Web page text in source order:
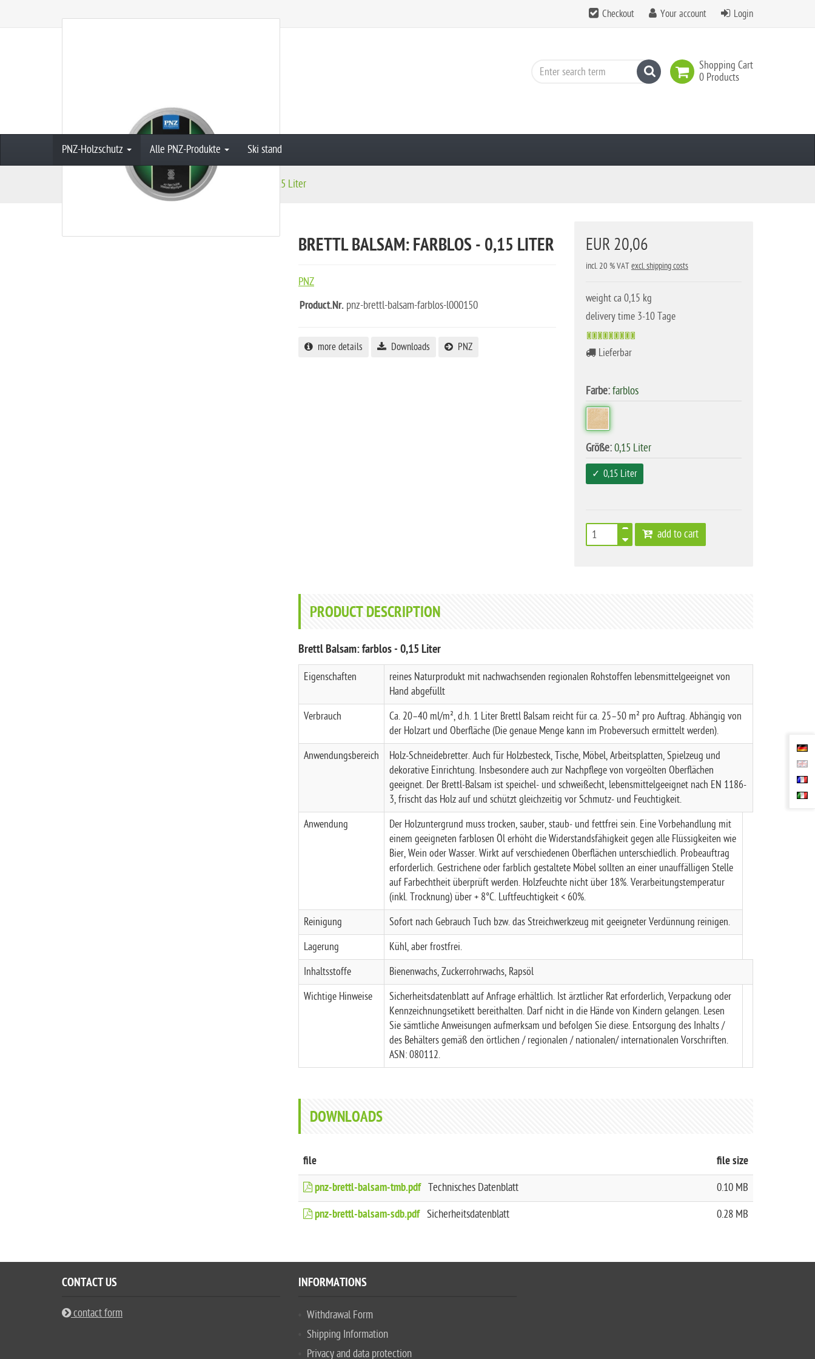
Checkout Your account Login
Shopping Cart
0 Products
search
PNZ-Holzschutz Alle PNZ-Produkte Ski stand
PNZ-Holzschutz Brettl Balsam: farblos - 0,15 Liter
EUR 20,06
incl. 20 % VATexcl. shipping costs
weight ca 0,15 kg
delivery time 3-10 Tage
Lieferbar
Farbe:farblos
Größe:0,15 Liter
0,15 Liter
add to cart
BRETTL BALSAM: FARBLOS - 0,15 LITER
PNZ
Product.Nr. pnz-brettl-balsam-farblos-l000150
more details Downloads PNZ
PRODUCT DESCRIPTION
Brettl Balsam: farblos - 0,15 Liter
Eigenschaften reines Naturprodukt mit nachwachsenden regionalen Rohstoffen lebensmittelgeeignet von
Hand abgefüllt
Verbrauch
Ca. 20–40 ml/m², d.h. 1 Liter Brettl Balsam reicht für ca. 25–50 m² pro Auftrag. Abhängig von
der Holzart und Oberfläche (Die genaue Menge kann im Probeversuch ermittelt werden).
Anwendungsbereich
Holz-Schneidebretter. Auch für Holzbesteck, Tische, Möbel, Arbeitsplatten, Spielzeug und
dekorative Einrichtung. Insbesondere auch zur Nachpflege von vorgeölten Oberflächen
geeignet. Der Brettl-Balsam ist speichel- und schweißecht, lebensmittelgeeignet nach EN 1186-
3, frischt das Holz auf und schützt gleichzeitig vor Schmutz- und Feuchtigkeit.
Anwendung Der Holzuntergrund muss trocken, sauber, staub- und fettfrei sein. Eine Vorbehandlung mit
einem geeigneten farblosen Öl erhöht die Widerstandsfähigkeit gegen alle Flüssigkeiten wie
Bier, Wein oder Wasser. Wirkt auf verschiedenen Oberflächen unterschiedlich. Probeauftrag
erforderlich. Gestrichene oder farblich gestaltete Möbel sollten an einer unauffälligen Stelle
auf Farbechtheit überprüft werden. Holzfeuchte nicht über 18%. Verarbeitungstemperatur
(inkl. Trocknung) über + 8°C. Luftfeuchtigkeit < 60%.
Reinigung Sofort nach Gebrauch Tuch bzw. das Streichwerkzeug mit geeigneter Verdünnung reinigen.
Lagerung Kühl, aber frostfrei.
Inhaltsstoffe Bienenwachs, Zuckerrohrwachs, Rapsöl
Wichtige Hinweise
Sicherheitsdatenblatt auf Anfrage erhältlich. Ist ärztlicher Rat erforderlich, Verpackung oder
Kennzeichnungsetikett bereithalten. Darf nicht in die Hände von Kindern gelangen. Lesen
Sie sämtliche Anweisungen aufmerksam und befolgen Sie diese. Entsorgung des Inhalts /
des Behälters gemäß den örtlichen / regionalen / nationalen/ internationalen Vorschriften.
ASN: 080112.
DOWNLOADS
file
file size
pnz-brettl-balsam-tmb.pdf Technisches Datenblatt 0.10 MB
pnz-brettl-balsam-sdb.pdf Sicherheitsdatenblatt 0.28 MB
CONTACT US
contact form
INFORMATIONS
Withdrawal Form
Shipping Information
Privacy and data protection